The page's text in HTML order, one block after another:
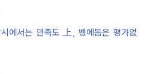
에서는 만족도上, 벵에돔은 평가없